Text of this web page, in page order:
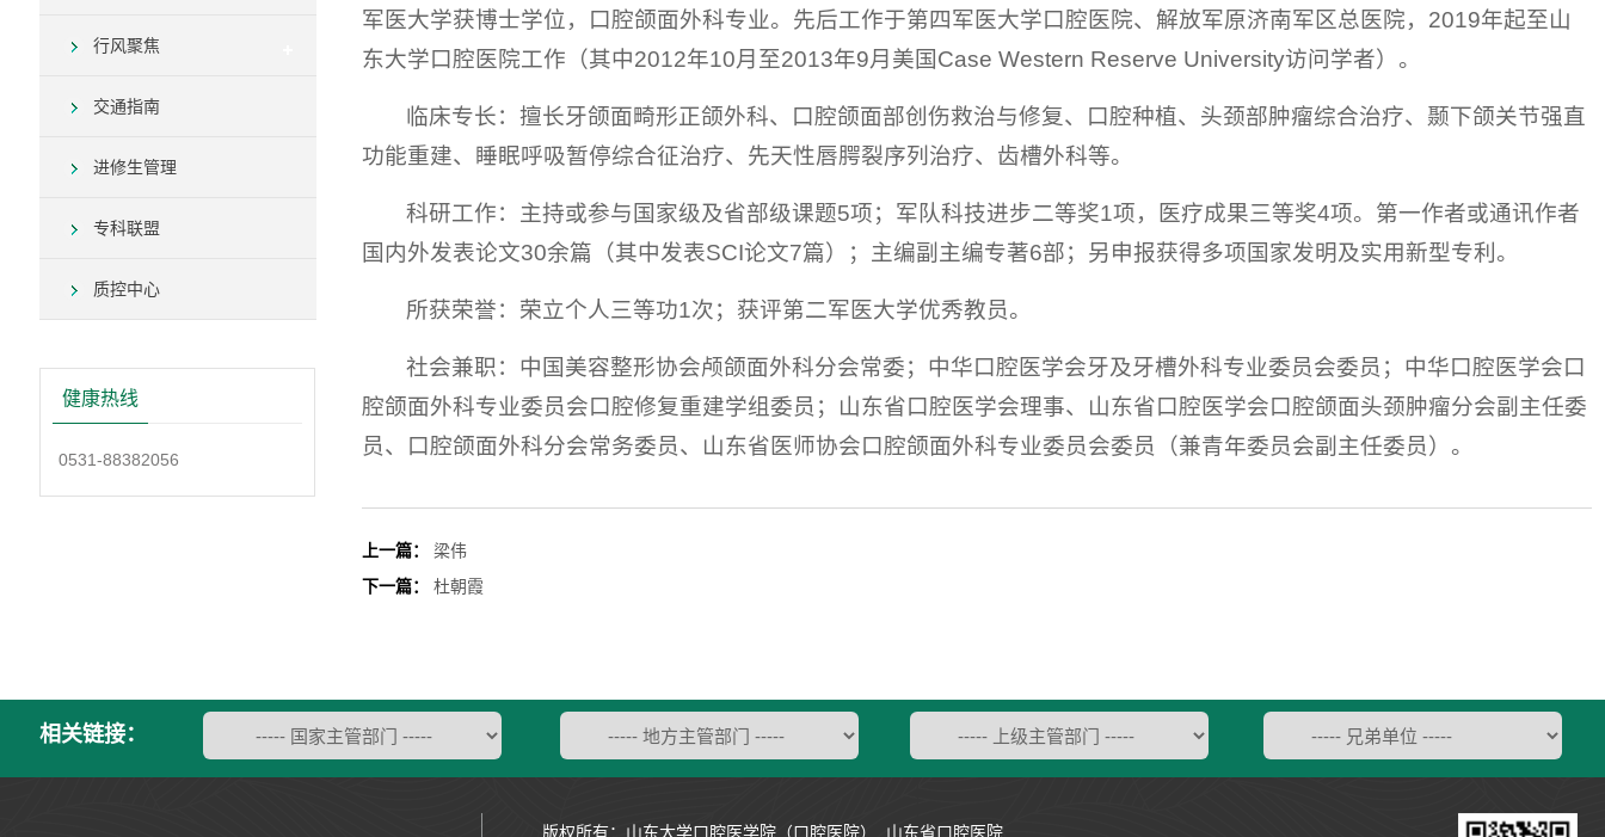
行风聚焦
交通指南
进修生管理
专科联盟
质控中心
健康热线
0531-88382056
军医大学获博士学位，口腔颌面外科专业。先后工作于第四军医大学口腔医院、解放军原济南军区总医院，2019年起至山
东大学口腔医院工作（其中2012年10月至2013年9月美国Case Western Reserve University访问学者）。
临床专长：擅长牙颌面畸形正颌外科、口腔颌面部创伤救治与修复、口腔种植、头颈部肿瘤综合治疗、颞下颌关节强直
功能重建、睡眠呼吸暂停综合征治疗、先天性唇腭裂序列治疗、齿槽外科等。
科研工作：主持或参与国家级及省部级课题5项；军队科技进步二等奖1项，医疗成果三等奖4项。第一作者或通讯作者
国内外发表论文30余篇（其中发表SCI论文7篇）；主编副主编专著6部；另申报获得多项国家发明及实用新型专利。
所获荣誉：荣立个人三等功1次；获评第二军医大学优秀教员。
社会兼职：中国美容整形协会颅颌面外科分会常委；中华口腔医学会牙及牙槽外科专业委员会委员；中华口腔医学会口
腔颌面外科专业委员会口腔修复重建学组委员；山东省口腔医学会理事、山东省口腔医学会口腔颌面头颈肿瘤分会副主任委
员、口腔颌面外科分会常务委员、山东省医师协会口腔颌面外科专业委员会委员（兼青年委员会副主任委员）。
上一篇：
梁伟
下一篇：
杜朝霞
相关链接：
版权所有：山东大学口腔医学院（口腔医院） 山东省口腔医院